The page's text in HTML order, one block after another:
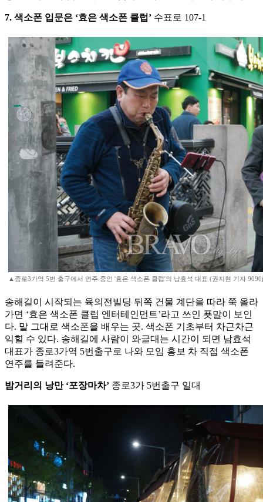
7. 색소폰 입문은 ‘효은 색소폰 클럽’ 수표로 107-1
▲종로3가역 5번 출구에서 연주 중인 '효은 색소폰 클럽'의 남효석 대표 (권지현 기자
송해길이 시작되는 육의전빌딩 뒤쪽 건물 계단을 따라 쭉 올라
가면 ‘효은 색소폰 클럽 엔터테인먼트’라고 쓰인 푯말이 보인
다. 말 그대로 색소폰을 배우는 곳. 색소폰 기초부터 차근차근
익힐 수 있다. 송해길에 사람이 와글대는 시간이 되면 남효석
대표가 종로3가역 5번출구로 나와 모임 홍보 차 직접 색소폰
연주를 들려준다.
밤거리의 낭만 ‘포장마차’ 종로3가 5번출구 일대